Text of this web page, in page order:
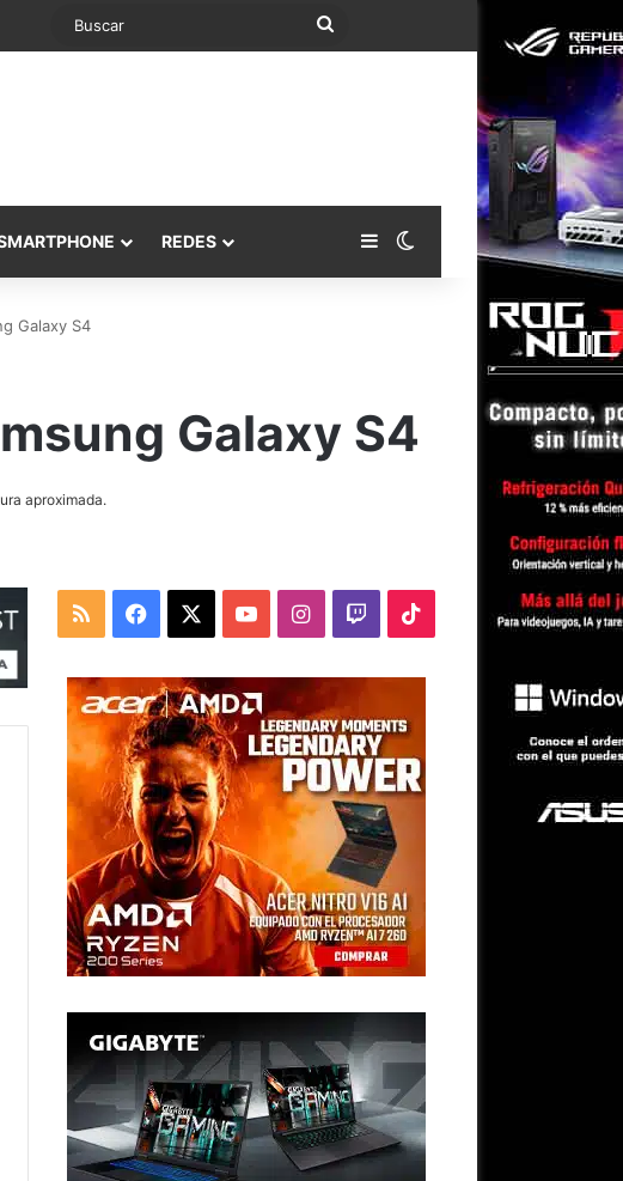
Buscar
REDES Barra lateral
Switch skin
Galaxy S4
Galaxy S4
aproximada.
RSS Facebook YouTubeInstagram
TwitchTikTok